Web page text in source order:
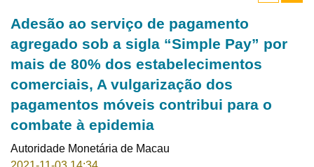
Adesão ao serviço de pagamento
agregado sob a sigla “Simple Pay” por
mais de 80% dos estabelecimentos
comerciais, A vulgarização dos
pagamentos móveis contribui para o
combate à epidemia
Autoridade Monetária de Macau